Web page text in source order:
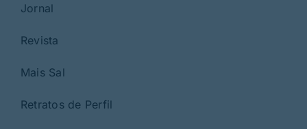
Jornal
Revista
Mais Sal
Retratos de Perfil